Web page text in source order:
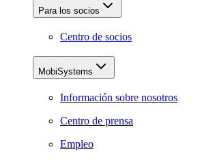
Para los socios
Centro de socios
MobiSystems
Información sobre nosotros
Centro de prensa
Empleo